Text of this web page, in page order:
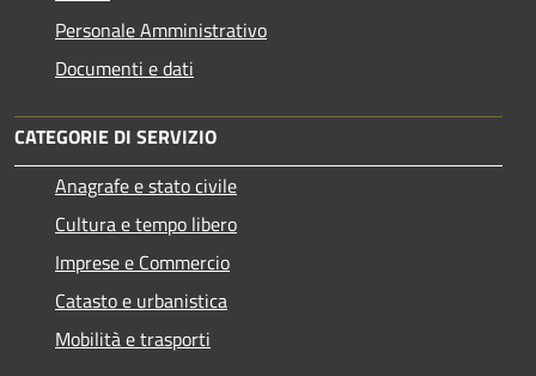
Personale Amministrativo
Documenti e dati
CATEGORIE DI SERVIZIO
Anagrafe e stato civile
Cultura e tempo libero
Imprese e Commercio
Catasto e urbanistica
Mobilità e trasporti